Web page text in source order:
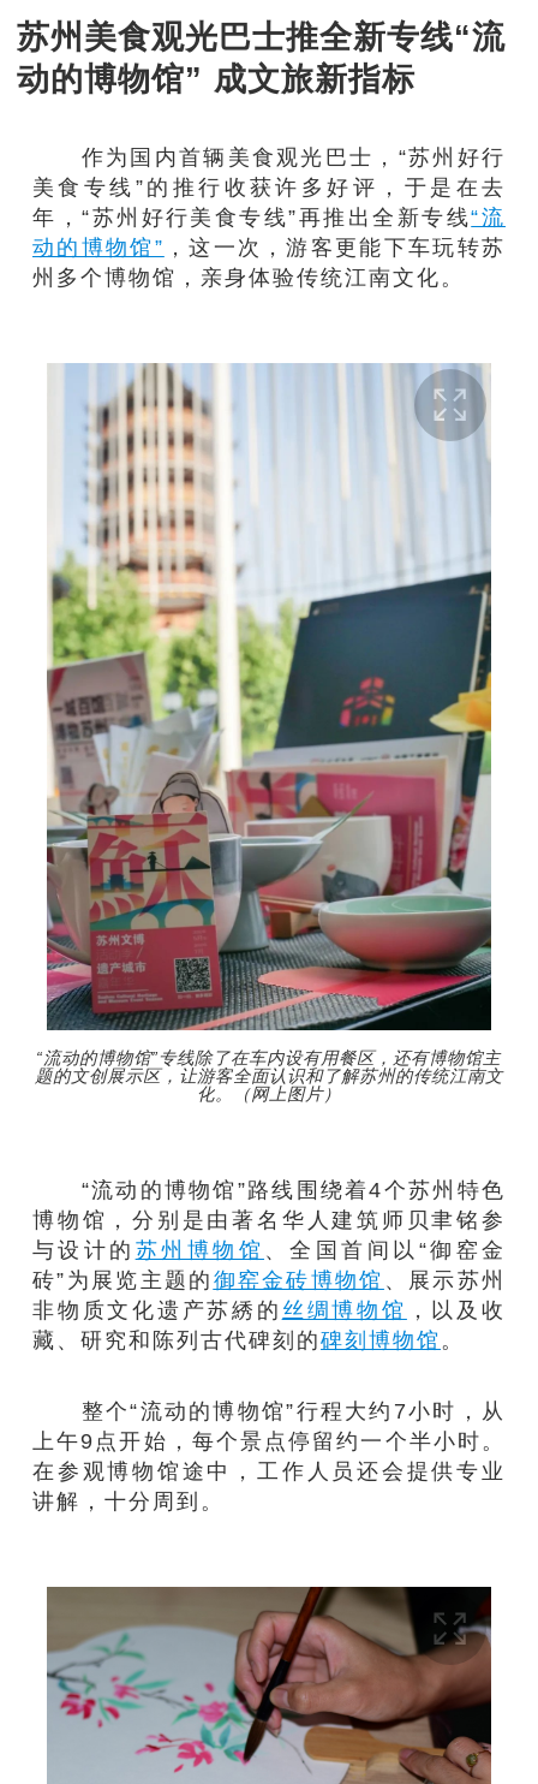
苏州美食观光巴士推全新专线“流
动的博物馆” 成文旅新指标
作为国内首辆美食观光巴士，“苏州好行
美食专线”的推行收获许多好评，于是在去
年，“苏州好行美食专线”再推出全新专线“流
动的博物馆” ，这一次，游客更能下车玩转苏
州多个博物馆，亲身体验传统江南文化。
“流动的博物馆”专线除了在车内设有用餐区，还有博物馆主
题的文创展示区，让游客全面认识和了解苏州的传统江南文
化。（网上图片）
“流动的博物馆”路线围绕着4个苏州特色
博物馆，分别是由著名华人建筑师贝聿铭参
与设计的 苏州博物馆 、全国首间以“御窑金
砖”为展览主题的御窑金砖博物馆 、展示苏州
非物质文化遗产苏綉的 丝绸博物馆 ，以及收
藏、研究和陈列古代碑刻的碑刻博物馆。
整个“流动的博物馆”行程大约7小时，从
上午9点开始，每个景点停留约一个半小时。
在参观博物馆途中，工作人员还会提供专业
讲解，十分周到。